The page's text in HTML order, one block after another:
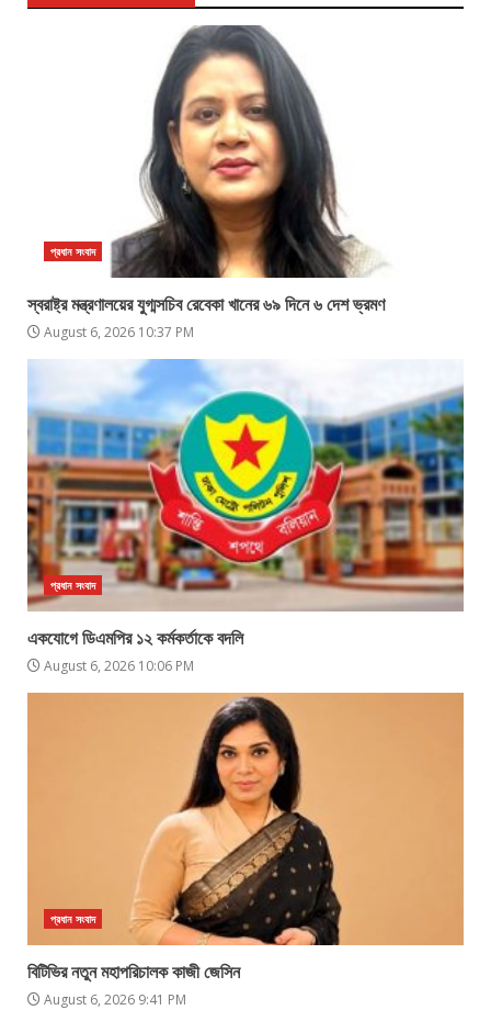
প্রধান সংবাদ
স্বরাষ্ট্র মন্ত্রণালয়ের যুগ্মসচিব রেবেকা খানের ৬৯ দিনে ৬ দেশ ভ্রমণ
August 6, 2026 10:37 PM
প্রধান সংবাদ
একযোগে ডিএমপির ১২ কর্মকর্তাকে বদলি
August 6, 2026 10:06 PM
প্রধান সংবাদ
বিটিভির নতুন মহাপরিচালক কাজী জেসিন
August 6, 2026 9:41 PM